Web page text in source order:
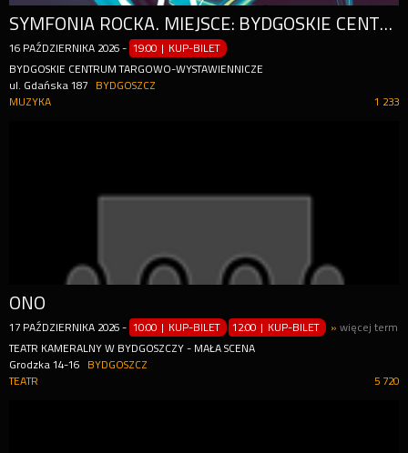
SYMFONIA ROCKA. MIEJSCE: BYDGOSKIE CENTRUM TARGOWO-WYSTAWIENNICZE
16 PAŹDZIERNIKA 2026 - 19:00 | KUP-BILET
BYDGOSKIE CENTRUM TARGOWO-WYSTAWIENNICZE
ul. Gdańska 187
BYDGOSZCZ
1 233
MUZYKA
ONO
17 PAŹDZIERNIKA 2026 - 10:00 | KUP-BILET 12:00 | KUP-BILET »więcej
TEATR KAMERALNY W BYDGOSZCZY - MAŁA SCENA
Grodzka 14-16
BYDGOSZCZ
5 720
TEATR